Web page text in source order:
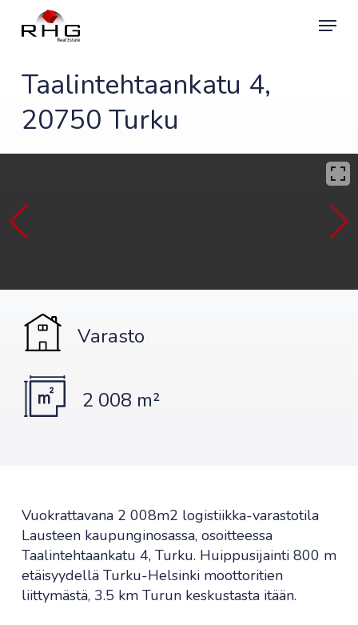
Menu
Taalintehtaankatu 4,
20750 Turku
Varasto
2 008 m²
Vuokrattavana 2 008m2 logistiikka-varastotila
Lausteen kaupunginosassa, osoitteessa
Taalintehtaankatu 4, Turku. Huippusijainti 800 m
etäisyydellä Turku-Helsinki moottoritien
liittymästä, 3.5 km Turun keskustasta itään.